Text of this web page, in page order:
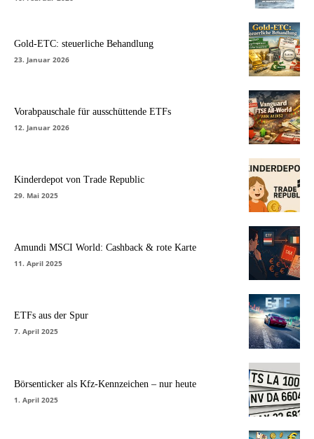
Gold-ETC: steuerliche Behandlung
23. Januar 2026
Vorabpauschale für ausschüttende ETFs
12. Januar 2026
Kinderdepot von Trade Republic
29. Mai 2025
Amundi MSCI World: Cashback & rote Karte
11. April 2025
ETFs aus der Spur
7. April 2025
Börsenticker als Kfz-Kennzeichen – nur heute
1. April 2025